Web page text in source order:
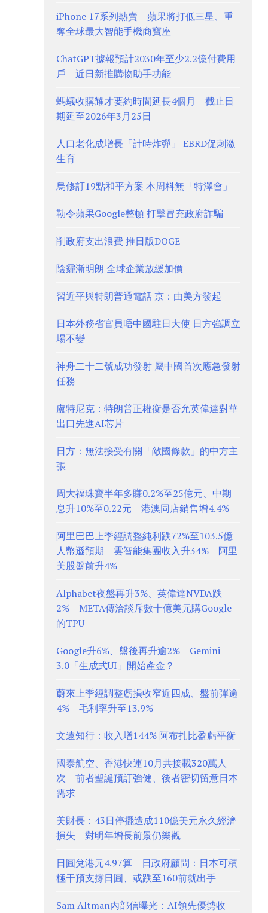
iPhone 17系列熱賣 蘋果將打低三星、重
奪全球最大智能手機商寶座
ChatGPT據報預計2030年至少2.2億付費用
戶 近日新推購物助手功能
螞蟻收購耀才要約時間延長4個月 截止日
期延至2026年3月25日
人口老化成增長「計時炸彈」 EBRD促刺激
生育
烏修訂19點和平方案 本周料無「特澤會」
勒令蘋果Google整頓 打擊冒充政府詐騙
削政府支出浪費 推日版DOGE
陰霾漸明朗 全球企業放緩加價
習近平與特朗普通電話 京：由美方發起
日本外務省官員晤中國駐日大使 日方強調立
場不變
神舟二十二號成功發射 屬中國首次應急發射
任務
盧特尼克：特朗普正權衡是否允英偉達對華
出口先進AI芯片
日方：無法接受有關「敵國條款」的中方主
張
周大福珠寶半年多賺0.2%至25億元、中期
息升10%至0.22元 港澳同店銷售增4.4%
阿里巴巴上季經調整純利跌72%至103.5億
人幣遜預期 雲智能集團收入升34% 阿里
美股盤前升4%
Alphabet夜盤再升3%、英偉達NVDA跌
2% META傳洽談斥數十億美元購Google
的TPU
Google升6%、盤後再升逾2% Gemini
3.0「生成式UI」開始產金？
蔚來上季經調整虧損收窄近四成、盤前彈逾
4% 毛利率升至13.9%
文遠知行：收入增144% 阿布扎比盈虧平衡
國泰航空、香港快運10月共接載320萬人
次 前者聖誕預訂強健、後者密切留意日本
需求
美財長：43日停擺造成110億美元永久經濟
損失 對明年增長前景仍樂觀
日圓兌港元4.97算 日政府顧問：日本可積
極干預支撐日圓、或跌至160前就出手
Sam Altman內部信曝光：AI領先優勢收